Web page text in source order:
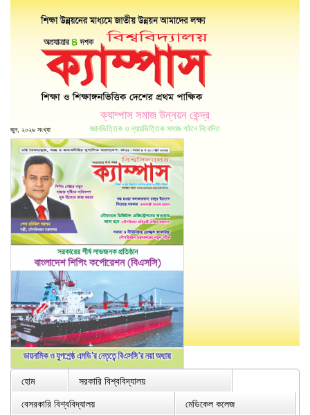
ক্যাম্পাস সমাজ উন্নয়ন কেন্দ্র
জ্ঞানভিত্তিক ও ন্যায়ভিত্তিক সমাজ গঠনে নিবেদিত
জুন, ২০২৬ সংখ্যা
হোম
সরকারি বিশ্ববিদ্যালয়
বেসরকারি বিশ্ববিদ্যালয়
মেডিকেল কলেজ